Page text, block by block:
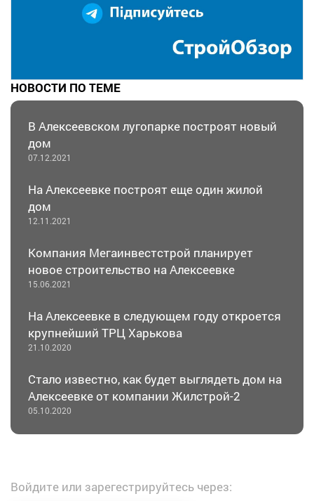
НОВОСТИ ПО ТЕМЕ
В Алексеевском лугопарке построят новый
дом
07.12.2021
На Алексеевке построят еще один жилой
дом
12.11.2021
Компания Мегаинвестстрой планирует
новое строительство на Алексеевке
15.06.2021
На Алексеевке в следующем году откроется
крупнейший ТРЦ Харькова
21.10.2020
Стало известно, как будет выглядеть дом на
Алексеевке от компании Жилстрой-2
05.10.2020
Войдите или зарегестрируйтесь через: